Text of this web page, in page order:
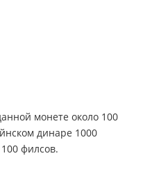
монете около 100
динаре 1000
филсов.